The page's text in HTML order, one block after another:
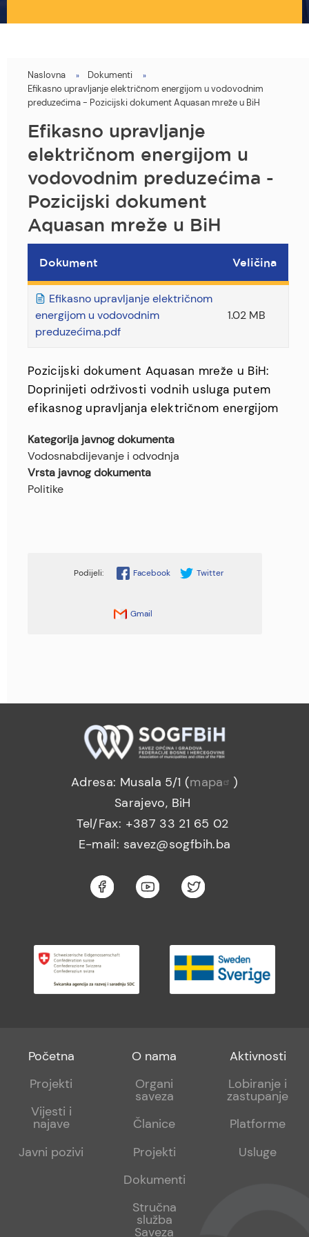
You
are
here
Naslovna
Dokumenti
Efikasno upravljanje električnom energijom u vodovodnim
preduzećima - Pozicijski dokument Aquasan mreže u BiH
Efikasno upravljanje
električnom energijom u
vodovodnim preduzećima -
Pozicijski dokument
Aquasan mreže u BiH
Dokument Veličina
Efikasno upravljanje električnom
energijom u vodovodnim
preduzećima.pdf
1.02 MB
Pozicijski dokument Aquasan mreže u BiH:
Doprinijeti održivosti vodnih usluga putem
efikasnog upravljanja električnom energijom
Kategorija javnog dokumenta
Vodosnabdijevanje i odvodnja
Vrsta javnog dokumenta
Politike
Facebook Twitter
Gmail
Adresa: Musala 5/1 (mapa
)
Sarajevo, BiH
Tel/Fax: +387 33 21 65 02
E-mail: savez@sogfbih.ba
Footer
menu
Početna
Projekti
Vijesti i
najave
Javni pozivi
Footer
sub
O nama
Organi
saveza
Članice
Projekti
Dokumenti
Stručna
služba
Saveza
Footer
sub
Aktivnosti
Lobiranje i
zastupanje
Platforme
Usluge